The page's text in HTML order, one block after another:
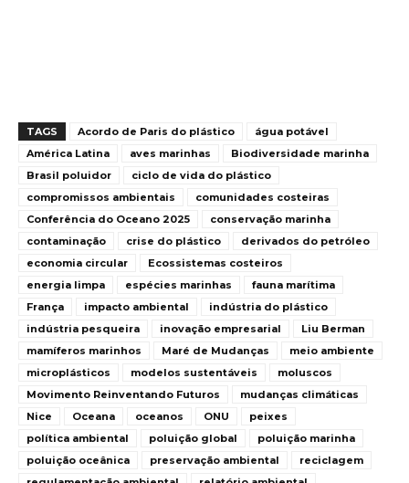
TAGS Acordo de Paris do plástico
água potável
América Latina
aves marinhas
Biodiversidade marinha
Brasil poluidor
ciclo de vida do plástico
compromissos ambientais
comunidades costeiras
Conferência do Oceano 2025
conservação marinha
contaminação
crise do plástico
derivados do petróleo
economia circular
Ecossistemas costeiros
energia limpa
espécies marinhas
fauna marítima
França
impacto ambiental
indústria do plástico
indústria pesqueira
inovação empresarial
Liu Berman
mamíferos marinhos
Maré de Mudanças
meio ambiente
microplásticos
modelos sustentáveis
moluscos
Movimento Reinventando Futuros
mudanças climáticas
Nice
Oceana oceanos ONU
peixes
política ambiental
poluição global
poluição marinha
poluição oceânica
preservação ambiental
reciclagem